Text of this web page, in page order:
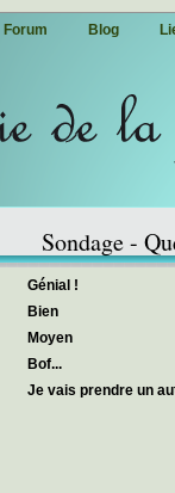
Forum Blog
Sondage -
Génial !
Bien
Moyen
Bof...
Je vais prendre un